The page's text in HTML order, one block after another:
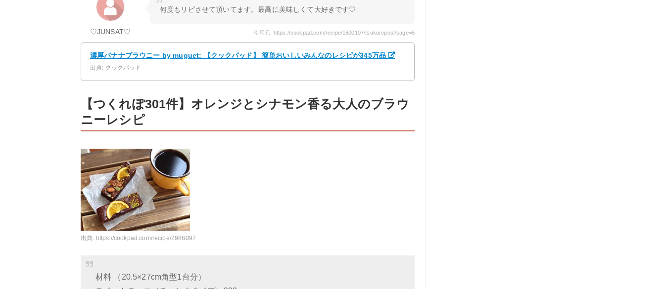
♡JUNSAT♡
何度もリピさせて頂いてます。最高に美味しくて大好きです♡
引用元: https://cookpad.com/recipe/1600107/tsukurepos?page=5
濃厚バナナブラウニー by muguet: 【クックパッド】 簡単おいしいみんなのレシピが345万品
出典: クックパッド
【つくれぽ301件】オレンジとシナモン香る大人のブラウ
ニーレシピ
出典: https://cookpad.com/recipe/2988097
材料 （20.5×27cm角型1台分）